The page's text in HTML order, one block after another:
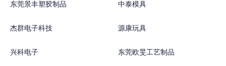
东莞景丰塑胶制品 中泰模具
杰群电子科技 源康玩具
兴科电子 东莞欧旻工艺制品